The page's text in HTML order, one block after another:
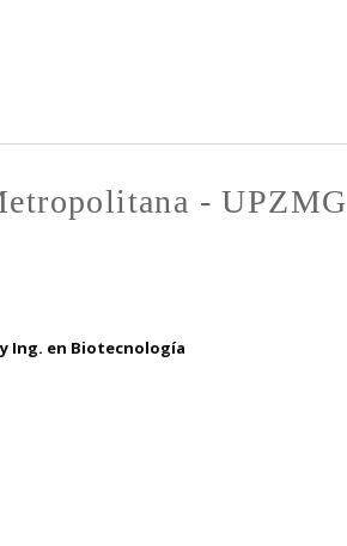
- UPZMG
Ing. en Biotecnología